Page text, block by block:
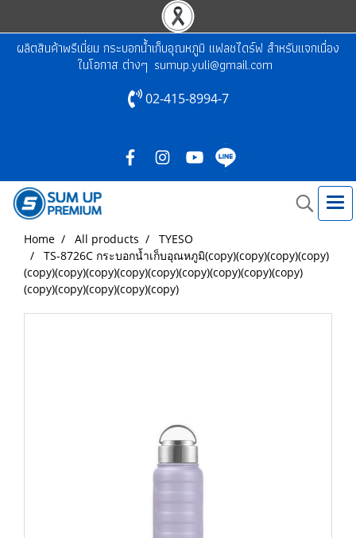
ผลิตสินค้าพรีเมี่ยม กระบอกน้ำเก็บอุณหภูมิ แฟลชไดร์ฟ สำหรับแจกเนื่อง
ในโอกาส ต่างๆ sumup.yuli@gmail.com
02-415-8994-7
Home All products
TYESO
TS-8726C กระบอกน้ำเก็บอุณหภูมิ(copy)(copy)(copy)(copy)
(copy)(copy)(copy)(copy)(copy)(copy)(copy)(copy)(copy)
(copy)(copy)(copy)(copy)(copy)